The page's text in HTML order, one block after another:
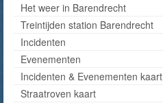
Het weer in Barendrecht
Treintijden station Barendrecht
Incidenten
Evenementen
Incidenten & Evenementen kaart
Straatroven kaart